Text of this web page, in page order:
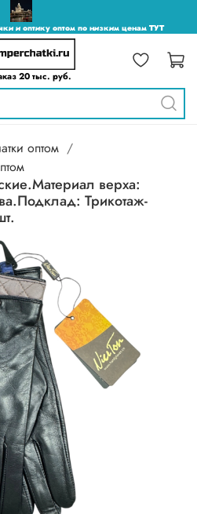
и оптику оптом по низким ценам ТУТ
20 тыс. руб.
оптом
верха:
Трикотаж-